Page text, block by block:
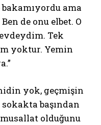
bakamıyordu ama
de onu elbet. O
Tek
yoktur. Yemin
yok, geçmişin
başından
olduğunu